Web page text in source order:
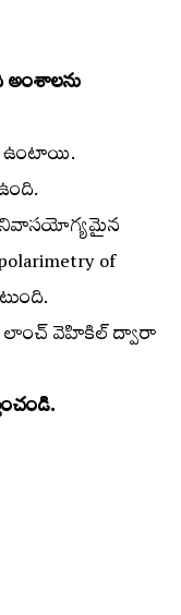
అంశాలను
ఉంటాయి.
నివాసయోగ్యమైన
of
లాంచ్‌ వెహికిల్‌ ద్వారా